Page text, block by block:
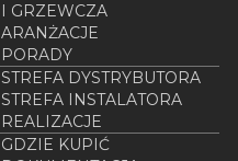
I GRZEWCZA
ARANŻACJE
PORADY
STREFA DYSTRYBUTORA
STREFA INSTALATORA
REALIZACJE
GDZIE KUPIĆ